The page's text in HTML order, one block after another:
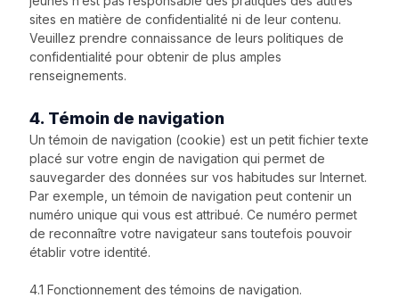
sites en matière de confidentialité ni de leur contenu.
Veuillez prendre connaissance de leurs politiques de
confidentialité pour obtenir de plus amples
renseignements.
4. Témoin de navigation
Un témoin de navigation (cookie) est un petit fichier texte
placé sur votre engin de navigation qui permet de
sauvegarder des données sur vos habitudes sur Internet.
Par exemple, un témoin de navigation peut contenir un
numéro unique qui vous est attribué. Ce numéro permet
de reconnaître votre navigateur sans toutefois pouvoir
établir votre identité.
4.1 Fonctionnement des témoins de navigation.